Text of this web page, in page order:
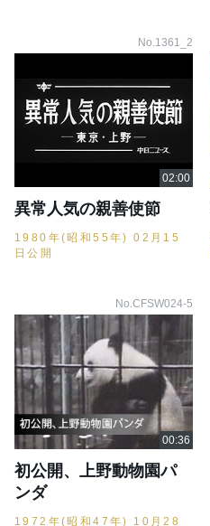
No.1361_2
異常人気の親善使節
1980年(昭和55年) 02月15
日公開
No.CFSW024-5
初公開、上野動物園パ
ンダ
1972年(昭和47年) 10月28